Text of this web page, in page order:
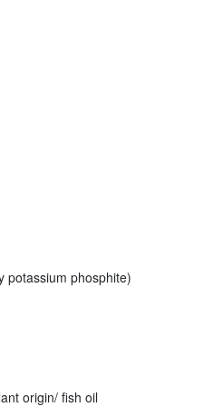
potassium phosphite)
origin/ fish oil